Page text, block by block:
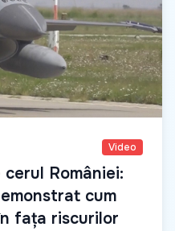
Video
României:
cum
fața riscurilor